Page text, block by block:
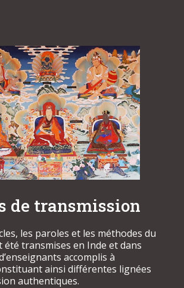
de transmission
les paroles et les méthodes du
été transmises en Inde et dans
accomplis à
ainsi différentes lignées
authentiques.